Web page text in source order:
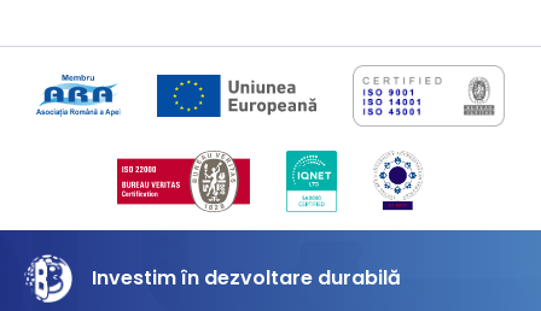
Investim în dezvoltare durabilă